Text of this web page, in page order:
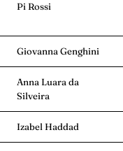
Pi Rossi
Giovanna Genghini
Anna Luara da
Silveira
Izabel Haddad